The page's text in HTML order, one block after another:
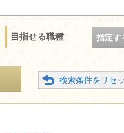
目指せる職種 指定す